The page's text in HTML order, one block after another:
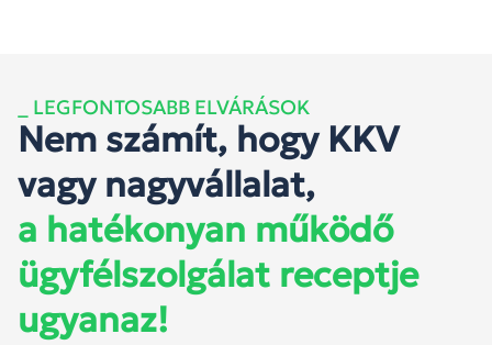
_ LEGFONTOSABB ELVÁRÁSOK
Nem számít, hogy KKV
vagy nagyvállalat,
a hatékonyan működő
ügyfélszolgálat receptje
ugyanaz!